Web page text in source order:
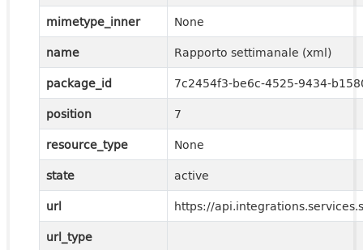
mimetype_inner
None
name
Rapporto settimanale (xml)
package_id
7c2454f3-be6c-4525-9434-
position
7
resource_type
None
state
active
url
https://
url_type